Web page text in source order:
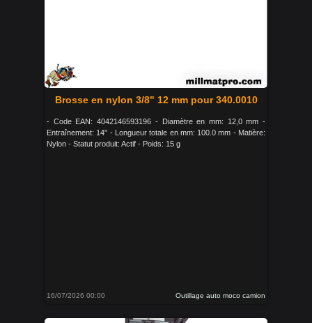
Brosse en nylon 3/8" 12 mm pour 340.0010
- Code EAN: 4042146593196 - Diamètre en mm: 12,0 mm -
Entraînement: 14" - Longueur totale en mm: 100.0 mm - Matière:
Nylon - Statut produit: Actif - Poids: 15 g
16/07/2026 00:00 Outillage auto moco camion